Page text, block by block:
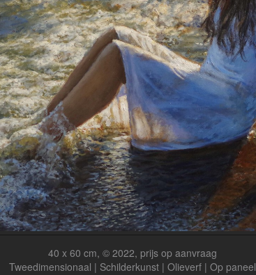
40 x 60 cm, © 2022, prijs op aanvraag
Tweedimensionaal | Schilderkunst | Olieverf | Op paneel